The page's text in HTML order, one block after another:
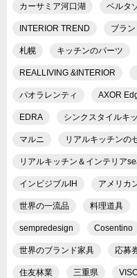
カーサミア河口湖 ベルタ
INTERIOR TREND ブラ
札幌 キッチンのパーツ
REALLIVING &INTERIOR
パオラレンティ AXOR
EDRA シンクスタイルキ
マルニ リアルキッチンの
リアルキッチン＆インテリア
インビジブルIH アメリカ
世界の一流品 料理道具
sempredesign Cosentino
世界のブランド家具 応募
住友林業 三重県